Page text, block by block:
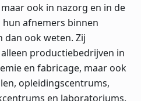
ook in nazorg en in de
afnemers binnen
dan ook weten. Zij
productiebedrijven in
en fabricage, maar ook
opleidingscentrums,
en laboratoriums.